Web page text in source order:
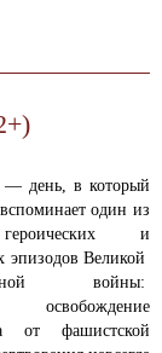
день, в который
один из
и
эпизодов Великой
войны:
от фашистской